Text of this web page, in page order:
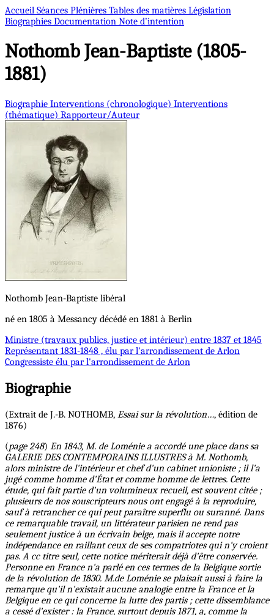
Accueil Séances Plénières Tables des matières Législation
Biographies Documentation Note d’intention
NothombJean-Baptiste (1805-
1881)
Biographie Interventions (chronologique) Interventions
(thématique) Rapporteur/Auteur
Nothomb Jean-Baptiste libéral
né en 1805 à Messancy décédé en 1881 à Berlin
Ministre (travaux publics, justice et intérieur) entre 1837 et 1845
Représentant 1831-1848 , élu par l'arrondissement de Arlon
Congressiste élu par l'arrondissement de Arlon
Biographie
(Extrait de J.-B. NOTHOMB, Essai sur la révolution…, édition de
1876)
(page 248) En 1843, M. de Loménie a accordé une place dans sa
GALERIE DES CONTEMPORAINS ILLUSTRES à M. Nothomb,
alors ministre de l'intérieur et chef d'un cabinet unioniste ; il l'a
jugé comme homme d'État et comme homme de lettres. Cette
étude, qui fait partie d'un volumineux recueil, est souvent citée ;
plusieurs de nos souscripteurs nous ont engagé à la reproduire,
sauf à retrancher ce qui peut paraître superflu ou suranné. Dans
ce remarquable travail, un littérateur parisien ne rend pas
seulement justice à un écrivain belge, mais il accepte notre
indépendance en raillant ceux de ses compatriotes qui n'y croient
pas. A cc titre seul, cette notice mériterait déjà d'être conservée.
Personne en France n'a parlé en ces termes de la Belgique sortie
de la révolution de 1830. M.de Loménie se plaisait aussi à faire la
remarque qu'il n'existait aucune analogie entre la France et la
Belgique en ce qui concerne la lutte des partis ; cette dissemblance
a cessé d'exister : la France, surtout depuis 1871, a, comme la